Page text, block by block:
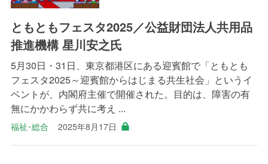
ともともフェスタ2025／公益財団法人共用品
推進機構 星川安之氏
5月30日・31日、東京都港区にある迎賓館で「ともとも
フェスタ2025～迎賓館からはじまる共生社会」というイ
ベントが、内閣府主催で開催された。目的は、障害の有
無にかかわらず共に考え ...
福祉･総合 2025年8月17日